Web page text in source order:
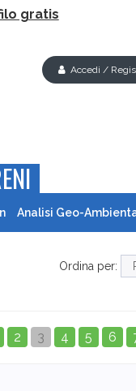
gratis
Accedi /
Analisi Geo-
Ordina per:
2 3 4 5 6